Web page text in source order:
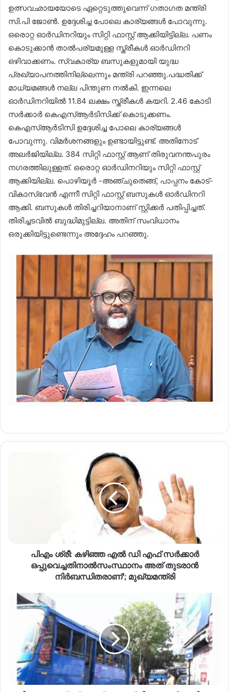
ഉത്സവഛായയോടെ ഏറ്റെടുത്തുവെന്ന് ഗതാഗത മന്ത്രി
സി.പി ജോൺ. ഉദ്ദേശിച്ച പോലെ കാര്യങ്ങൾ പോവുന്നു.
ഒരൊറ്റ ഓർഡിനറിയും സിറ്റി ഫാസ്റ്റ് ആക്കിയിട്ടില്ല. പണം
കൊടുക്കാൻ താൽപര്യമുള്ള സ്ത്രീകൾ ഓർഡിനറി
ഒഴിവാക്കണം. സ്വകാര്യ ബസുകളുമായി യുദ്ധ
പ്രഖ്യാപനത്തിനില്ലെന്നും മന്ത്രി പറഞ്ഞു.പദ്ധതിക്ക്
മാധ്യമങ്ങൾ നല്ല പിന്തുണ നൽകി. ഇന്നലെ
ഓർഡിനറിയിൽ 11.84 ലക്ഷം സ്ത്രീകൾ കയറി. 2.46 കോടി
സർക്കാർ കെഎസ്ആര്‍ടിസിക്ക് കൊടുക്കണം.
കെഎസ്ആര്‍ടിസി ഉദ്ദേശിച്ച പോലെ കാര്യങ്ങൾ
പോവുന്നു. വിമർശനങ്ങളും ഉണ്ടായിട്ടുണ്ട്. അതിനോട്
അലർജിയില്ല. 384 സിറ്റി ഫാസ്റ്റ് ആണ് തിരുവനന്തപുരം
നഗരത്തിലുള്ളത്. ഒരൊറ്റ ഓർഡിനറിയും സിറ്റി ഫാസ്റ്റ്
ആക്കിയില്ല. പൊഴിയൂർ -അഞ്ചുതെങ്ങ്, പാപ്പനം കോട്-
വികാസ്ഭവൻ എന്നീ സിറ്റി ഫാസ്റ്റ് ബസുകൾ ഓർഡിനറി
ആക്കി. ബസുകൾ തിരിച്ചറിയാനാണ് സ്റ്റിക്കർ പതിപ്പിച്ചത്.
തിരിച്ചടവിൽ ബുദ്ധിമുട്ടില്ല. അതിന് സംവിധാനം
ഒരുക്കിയിട്ടുണ്ടെന്നും അദ്ദേഹം പറഞ്ഞു.
പിഎം ശ്രീ: കഴിഞ്ഞ എൽ ഡി എഫ് സർക്കാർ
ഒപ്പുവെച്ചതിനാൽസംസ്ഥാനം അത് തുടരാൻ
നിർബന്ധിതരാണ്'; മുഖ്യമന്ത്രി